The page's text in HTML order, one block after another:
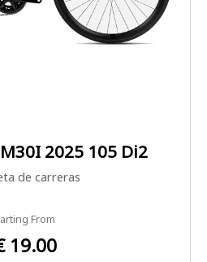
2025 105 Di2
de carreras
From
19.00